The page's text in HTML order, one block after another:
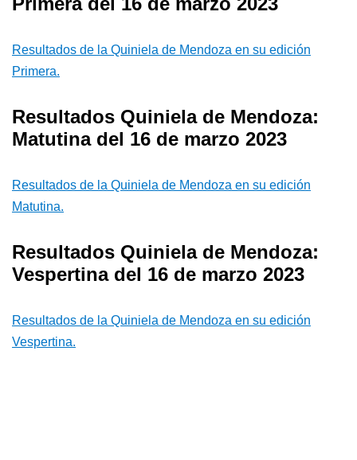
Resultados de la Quiniela de Mendoza en su edición
Primera.
Resultados Quiniela de Mendoza:
Matutina del 16 de marzo 2023
Resultados de la Quiniela de Mendoza en su edición
Matutina.
Resultados Quiniela de Mendoza:
Vespertina del 16 de marzo 2023
Resultados de la Quiniela de Mendoza en su edición
Vespertina.